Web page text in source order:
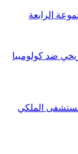
الرابعة
ضد كولومبيا
الملكي